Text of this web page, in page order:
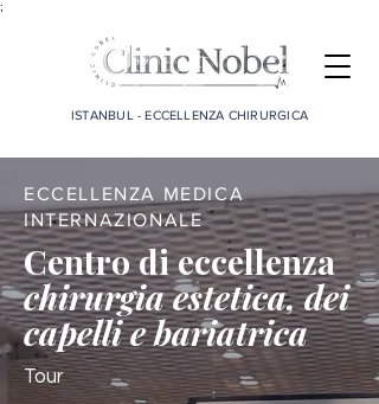
;
ISTANBUL - ECCELLENZA CHIRURGICA
ECCELLENZA MEDICA
INTERNAZIONALE
Centro di eccellenza
chirurgia estetica, dei
capelli e bariatrica
Tour